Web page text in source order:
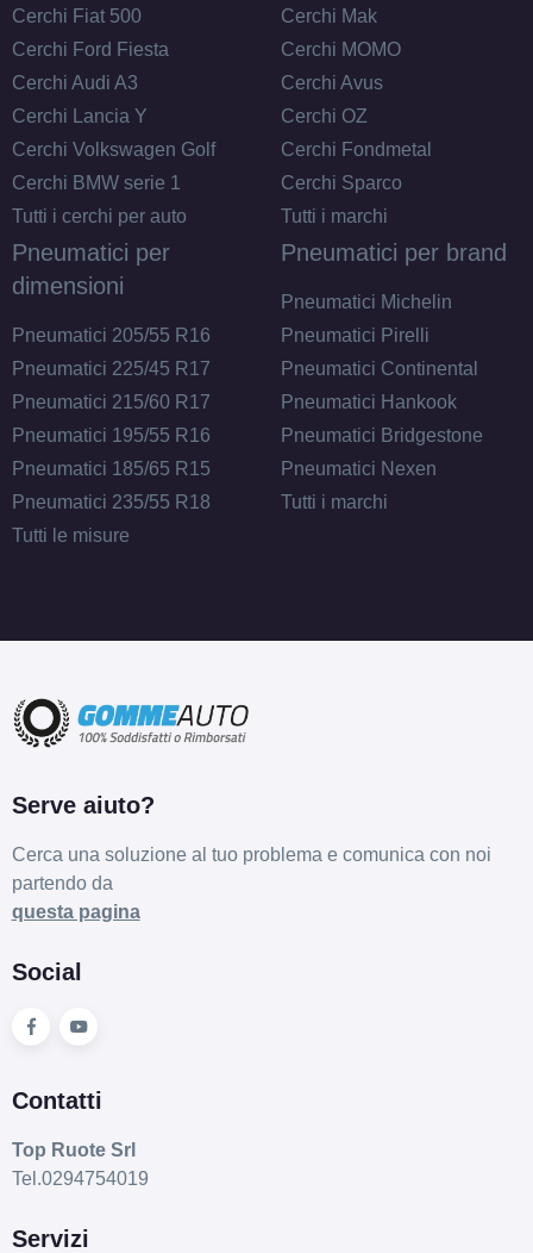
Cerchi Fiat 500
Cerchi Ford Fiesta
Cerchi Audi A3
Cerchi Lancia Y
Cerchi Volkswagen Golf
Cerchi BMW serie 1
Tutti i cerchi per auto
Cerchi Mak
Cerchi MOMO
Cerchi Avus
Cerchi OZ
Cerchi Fondmetal
Cerchi Sparco
Tutti i marchi
Pneumatici per
dimensioni
Pneumatici 205/55 R16
Pneumatici 225/45 R17
Pneumatici 215/60 R17
Pneumatici 195/55 R16
Pneumatici 185/65 R15
Pneumatici 235/55 R18
Tutti le misure
Pneumatici per brand
Pneumatici Michelin
Pneumatici Pirelli
Pneumatici Continental
Pneumatici Hankook
Pneumatici Bridgestone
Pneumatici Nexen
Tutti i marchi
Serve aiuto?
Cerca una soluzione al tuo problema e comunica con noi
partendo da
questa pagina
Social
Contatti
Top Ruote Srl
Tel.0294754019
Servizi